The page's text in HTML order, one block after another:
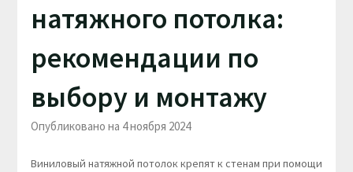
натяжного потолка:
рекомендации по
выбору и монтажу
Опубликовано на 4 ноября 2024
Виниловый натяжной потолок крепят к стенам при помощи